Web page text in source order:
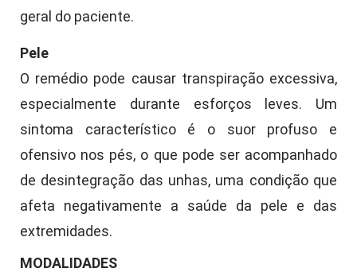
geral do paciente.
Pele
O remédio pode causar transpiração excessiva,
especialmente durante esforços leves. Um
sintoma característico é o suor profuso e
ofensivo nos pés, o que pode ser acompanhado
de desintegração das unhas, uma condição que
afeta negativamente a saúde da pele e das
extremidades.
MODALIDADES